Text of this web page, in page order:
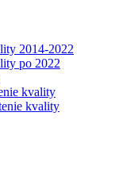
2014-2022
po 2022
kvality
kvality